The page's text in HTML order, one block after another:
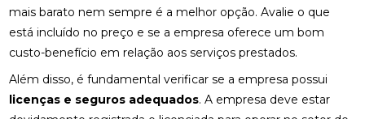
mais barato nem sempre é a melhor opção. Avalie o que
está incluído no preço e se a empresa oferece um bom
custo-benefício em relação aos serviços prestados.
Além disso, é fundamental verificar se a empresa possui
licenças e seguros adequados. A empresa deve estar